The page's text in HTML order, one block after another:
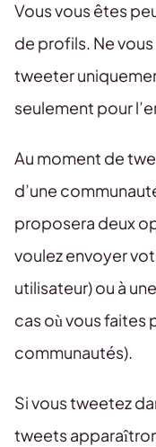
Vous vous êtes
de profils. Ne
tweeter
seulement pour
Au moment de
d’une
proposera deux
voulez envoyer
utilisateur) ou à une
cas où vous faites
communautés).
Si vous tweetez
tweets